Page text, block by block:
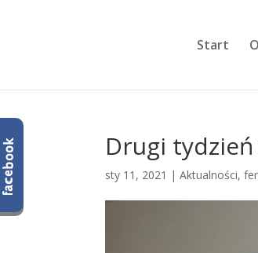
Start
Drugi
sty 11, 2021 |Aktualności,